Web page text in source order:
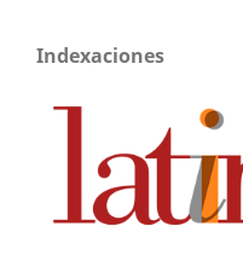
Indexaciones